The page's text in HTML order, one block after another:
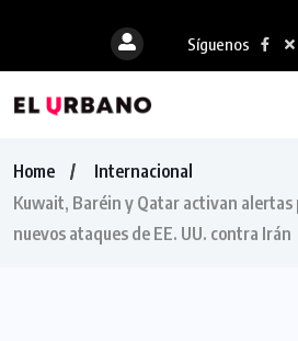
Síguenos
Home
Internacional
Kuwait, Baréin y Qatar activan alertas
nuevos ataques de EE. UU. contra Irán